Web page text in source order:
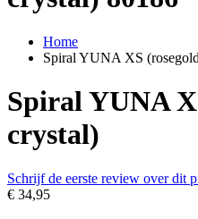
Home
Spiral YUNA XS
Spiral YUNA
crystal)
Schrijf de eerste review over dit
€ 34,95